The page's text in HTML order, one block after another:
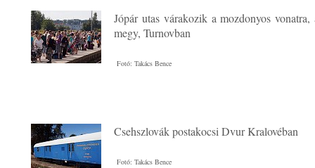
Jópár utas várakozik a mozdonyos vonatra,
megy, Turnovban
Fotó: Takács Bence
Csehszlovák postakocsi Dvur Kralovéban
Fotó: Takács Bence